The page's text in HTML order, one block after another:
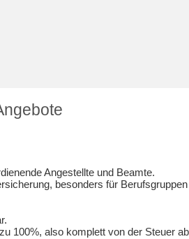
Angestellte und Beamte.
besonders für
100%, also komplett von der Steuer